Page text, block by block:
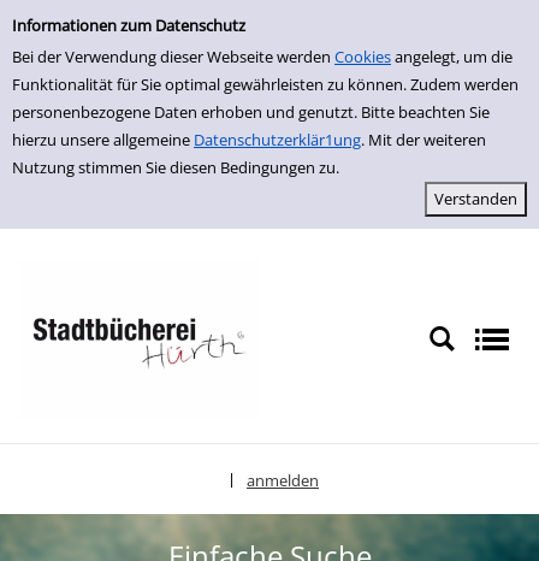
Einfache Suche
Informationen zum Datenschutz
Bei der Verwendung dieser Webseite werden Cookiesangelegt, um die
Funktionalität für Sie optimal gewährleisten zu können. Zudem werden
personenbezogene Daten erhoben und genutzt. Bitte beachten Sie
hierzu unsere allgemeine Datenschutzerklär1ung. Mit der weiteren
Nutzung stimmen Sie diesen Bedingungen zu.
zur Navigation springen
zum Inhalt springen
Zur Detailanzeige springen
anmelden